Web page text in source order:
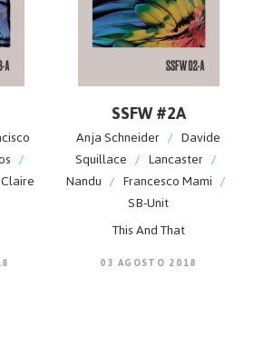
/
Claire
SSFW #2A
Anja Schneider / Davide
Squillace / Lancaster /
Nandu / Francesco Mami /
SB-Unit
This And That
03 AGOSTO 2018